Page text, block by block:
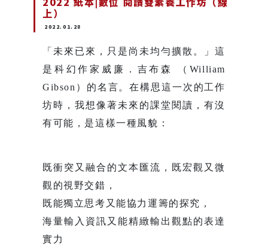
上）
2022.01.28
「未來已來，只是尚未均勻擴散。」這
是科幻作家威廉．吉布森 （William
Gibson）的名言。在構思這一次的工作
坊時，我想像著未來的課堂閱讀，有沒
有可能，是這樣一種風貌：
既衝突又融合的文本匯流，既宏觀又微
觀的視野交錯，
既能獨立思考又能協力運籌的探究，
海量輸入資訊又能精緻輸出觀點的表達
實力